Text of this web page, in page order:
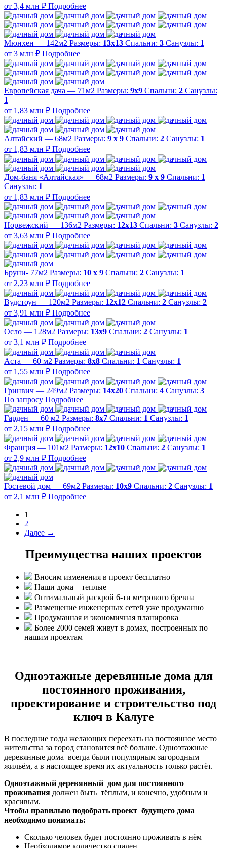
от 3,4 млн ₽ Подробнее
Мюнхен — 142м2 Размеры: 13х13 Спальни: 3 Санузлы: 1
от 3 млн ₽ Подробнее
Европейская дача — 71м2 Размеры: 9х9 Спальни: 2 Санузлы:
1
от 1,83 млн ₽ Подробнее
Алтайский — 68м2 Размеры: 9 х 9 Спальни: 2 Санузлы: 1
от 1,83 млн ₽ Подробнее
Дом-баня «Алтайская» — 68м2 Размеры: 9 х 9 Спальни: 1
Санузлы: 1
от 1,83 млн ₽ Подробнее
Норвежский — 136м2 Размеры: 12х13 Спальни: 3 Санузлы: 2
от 3,63 млн ₽ Подробнее
Бруни- 77м2 Размеры: 10 х 9 Спальни: 2 Санузлы: 1
от 2,23 млн ₽ Подробнее
Вудстоун — 120м2 Размеры: 12х12 Спальни: 2 Санузлы: 2
от 3,91 млн ₽ Подробнее
Осло — 128м2 Размеры: 13х9 Спальни: 2 Санузлы: 1
от 3,1 млн ₽ Подробнее
Аста — 60 м2 Размеры: 8х8 Спальни: 1 Санузлы: 1
от 1,55 млн ₽ Подробнее
Гринвич — 249м2 Размеры: 14х20 Спальни: 4 Санузлы: 3
По запросу Подробнее
Гарден — 60 м2 Размеры: 8х7 Спальни: 1 Санузлы: 1
от 2,15 млн ₽ Подробнее
Франция — 101м2 Размеры: 12х10 Спальни: 2 Санузлы: 1
от 2,9 млн ₽ Подробнее
Гостевой дом — 69м2 Размеры: 10х9 Спальни: 2 Санузлы: 1
от 2,1 млн ₽ Подробнее
1
2
Далее →
Преимущества наших проектов
Вносим изменения в проект бесплатно
Наши дома – теплые
Оптимальный раскрой 6-ти метрового бревна
Размещение инженерных сетей уже продуманно
Продуманная и экономичная планировка
Более 2000 семей живут в домах, построенных по
нашим проектам
Одноэтажные деревянные дома для
постоянного проживания,
проектирование и строительство под
ключ в Калуге
В последние годы желающих переехать на постоянное место
жительства за город становится всё больше. Одноэтажные
деревянные дома всегда были популярным загородным
жильём, а в настоящее время их актуальность только растёт.
Одноэтажный деревянный дом для постоянного
проживания должен быть тёплым, и конечно, удобным и
красивым.
Чтобы правильно подобрать проект будущего дома
необходимо понимать:
Сколько человек будет постоянно проживать в нём
Необходимое количество спален